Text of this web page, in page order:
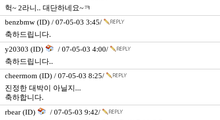
헉~ 2라니.. 대단하네요~ㅋ
benzbmw (ID) / 07-05-03 3:45/
축하드립니다.
y20303 (ID)
/ 07-05-03 4:00/
축하드립니다..
cheermom (ID) / 07-05-03 8:25/
진정한 대박이 아닐지...
축하합니다.
rbear (ID)
/ 07-05-03 9:42/